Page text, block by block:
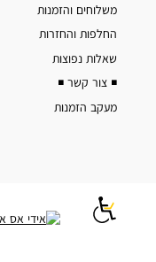
משלוחים והזמנות
החלפות והחזרות
שאלות נפוצות
◾️ צור קשר ◾️
מעקב הזמנות